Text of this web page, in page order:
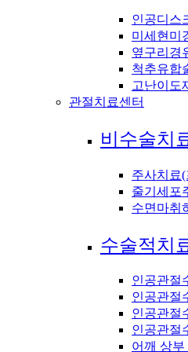
인공디스
미세현미
옆구리경
척추유합
고난이도
관절치료센터
비수술치
주사치료
줄기세포
수면마취
수술적치
인공관절
인공관절
인공관절
인공관절
어깨 상